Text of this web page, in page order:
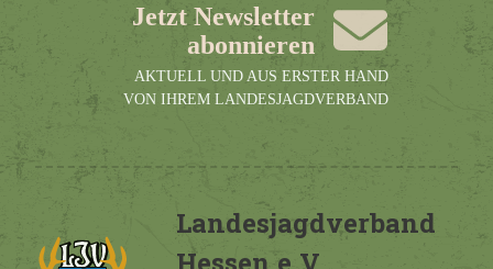
Jetzt Newsletter
abonnieren
AKTUELL UND AUS ERSTER HAND
VON IHREM LANDESJAGDVERBAND
Landesjagdverband